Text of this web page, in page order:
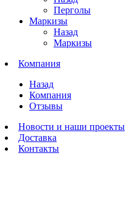
Перголы
Маркизы
Назад
Маркизы
Компания
Назад
Компания
Отзывы
Новости и наши проекты
Доставка
Контакты